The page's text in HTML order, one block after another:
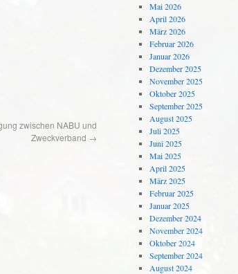
zwischen NABU und
Zweckverband →
Mai 2026
April 2026
März 2026
Februar 2026
Januar 2026
Dezember 2025
November 2025
Oktober 2025
September 2025
August 2025
Juli 2025
Juni 2025
Mai 2025
April 2025
März 2025
Februar 2025
Januar 2025
Dezember 2024
November 2024
Oktober 2024
September 2024
August 2024